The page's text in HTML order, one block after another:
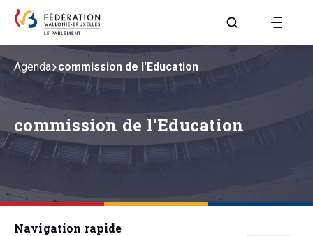
Aller à la page
commission de l'Education
Agenda commission de l'Education
Navigation rapide